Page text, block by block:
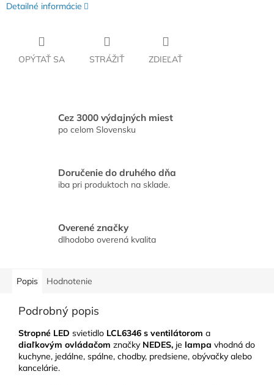
Detailné informácie
OPÝTAŤ SA STRÁŽIŤ ZDIEĽAŤ
Cez 3000 výdajných miest
po celom Slovensku
Doručenie do druhého dňa
iba pri produktoch na sklade.
Overené značky
dlhodobo overená kvalita
Popis Hodnotenie
Podrobný popis
Stropné LED svietidlo LCL6346 s ventilátorom a
diaľkovým ovládačom značky NEDES, je lampa vhodná do
kuchyne, jedálne, spálne, chodby, predsiene, obývačky alebo
kancelárie.